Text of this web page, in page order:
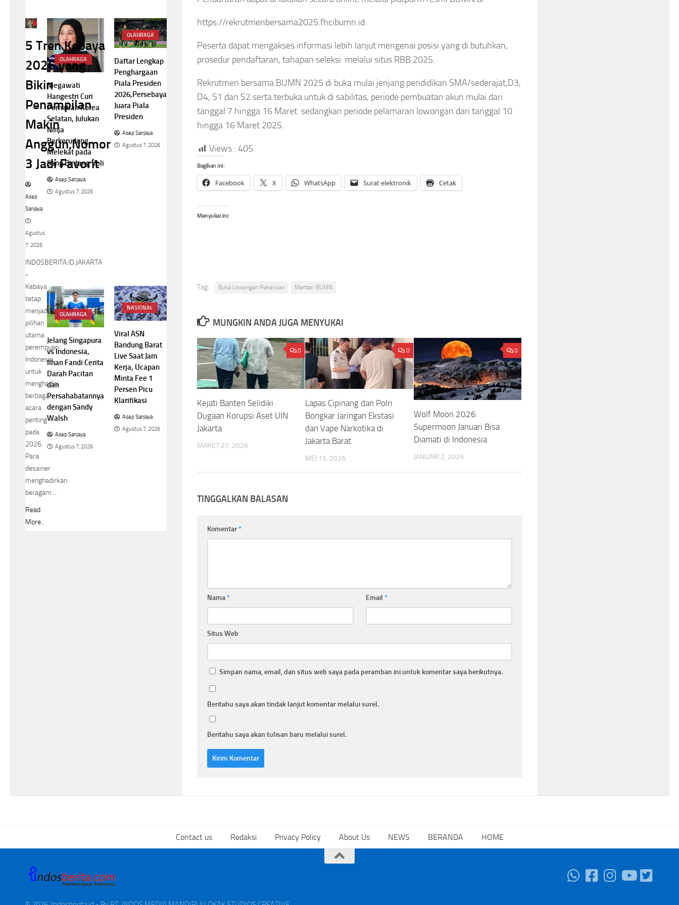
https://rekrutmenbersama2025.fhcibumn.id.
Peserta dapat mengakses informasi lebih lanjut mengenai posisi yang di butuhkan,
prosedur pendaftaran, tahapan seleksi melalui situs RBB 2025.
Rekrutmen bersama BUMN 2025 di buka mulai jenjang pendidikan SMA/sederajat,D3,
D4, S1 dan S2 serta terbuka untuk di sabilitas, periode pembuatan akun mulai dari
tanggal 7 hingga 16 Maret sedangkan periode pelamaran lowongan dari tanggal 10
hingga 16 Maret 2025.
Views : 405
Bagikan ini:
Facebook X WhatsApp Surat elektronik Cetak
Menyukai ini:
Tag: Buka Lowongan Pekerjaan Menteri BUMN
MUNGKIN ANDA JUGA MENYUKAI
0
Kejati Banten Selidiki
Dugaan Korupsi Aset UIN
Jakarta
MARET 27, 2026
0
Lapas Cipinang dan Polri
Bongkar Jaringan Ekstasi
dan Vape Narkotika di
Jakarta Barat
MEI 15, 2026
0
Wolf Moon 2026:
Supermoon Januari Bisa
Diamati di Indonesia
JANUARI 2, 2026
TINGGALKAN BALASAN
Komentar*
Nama* Email*
Situs Web
Simpan nama, email, dan situs web saya pada peramban ini untuk komentar saya berikutnya.
Beritahu saya akan tindak lanjut komentar melalui surel.
Beritahu saya akan tulisan baru melalui surel.
NASIONAL
5 Tren Kebaya
2026 yang
Bikin
Penampilan
Makin
Anggun,Nomor
3 Jadi Favorit
Asep
Sanjaya
Agustus
7, 2026
INDOSBERITA.ID.JAKARTA
-
Kebaya
tetap
menjadi
pilihan
utama
perempuan
Indonesia
untuk
menghadiri
berbagai
acara
penting
pada
2026.
Para
desainer
menghadirkan
beragam…
Read
More..
OLAHRAGA
Megawati
Hangestri Curi
Perhatian Korea
Selatan, Julukan
Ninja
Berkerudung
Melekat pada
Sang Bintang Voli
Asep Sanjaya
Agustus 7, 2026
OLAHRAGA
Daftar Lengkap
Penghargaan
Piala Presiden
2026,Persebaya
Juara Piala
Presiden
Asep Sanjaya
Agustus 7, 2026
OLAHRAGA
Jelang Singapura
vs Indonesia,
Ilhan Fandi Cerita
Darah Pacitan
dan
Persahabatannya
dengan Sandy
Walsh
Asep Sanjaya
Agustus 7, 2026
NASIONAL
Viral ASN
Bandung Barat
Live Saat Jam
Kerja, Ucapan
Minta Fee 1
Persen Picu
Klarifikasi
Asep Sanjaya
Agustus 7, 2026
Contact us Redaksi Privacy Policy About Us NEWS BERANDA HOME